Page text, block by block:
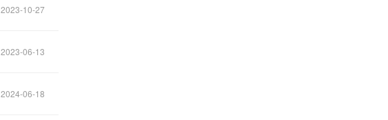
2023-10-27
2023-06-13
2024-06-18